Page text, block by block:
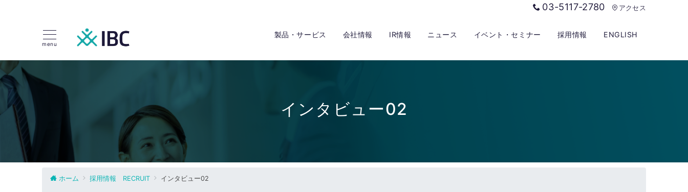
03-5117-2780 アクセス
menu
製品・サービス 会社情報 IR情報 ニュース イベント・セミナー 採用情報 ENGLISH
インタビュー02
ホーム 採用情報 RECRUIT インタビュー02